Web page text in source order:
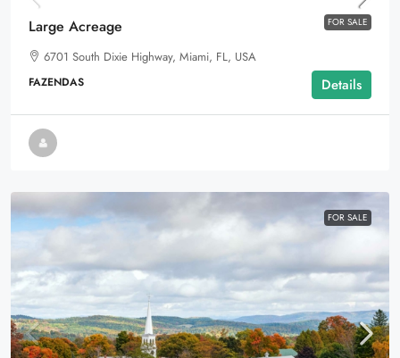
FOR SALE
Large Acreage
6701 South Dixie Highway, Miami, FL, USA
FAZENDAS Details
FOR SALE